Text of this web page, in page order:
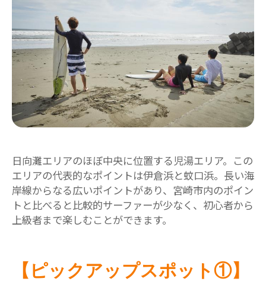
日向灘エリアのほぼ中央に位置する児湯エリア。この
エリアの代表的なポイントは伊倉浜と蚊口浜。長い海
岸線からなる広いポイントがあり、宮崎市内のポイン
トと比べると比較的サーファーが少なく、初心者から
上級者まで楽しむことができます。
【ピックアップスポット①】